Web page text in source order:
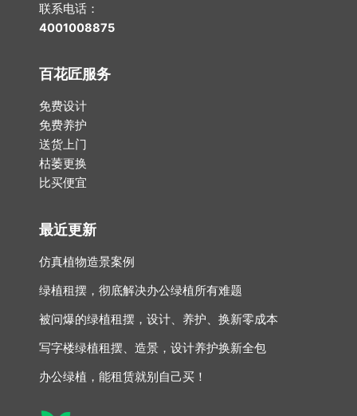
联系电话：
4001008875
百花匠服务
免费设计
免费养护
送货上门
枯萎更换
比买便宜
最近更新
仿真植物造景案例
绿植租摆，彻底解决办公绿植所有难题
被问爆的绿植租摆，设计、养护、换新零成本
写字楼绿植租摆、造景，设计养护换新全包
办公绿植，能租赁就别自己买！